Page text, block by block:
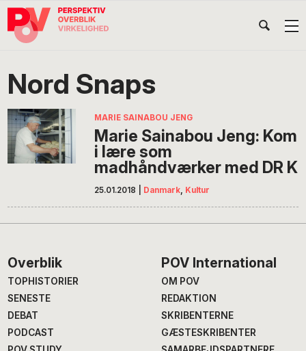
Gå
direkte
navigation
Skip
indhold
Gå
direkte
POV
International
Nord Snaps
MARIE SAINABOU JENG
Marie Sainabou Jeng: Kom
i lære som
madhåndværker med DR K
25.01.2018 Danmark, Kultur
Footer
Overblik
TOPHISTORIER
SENESTE
DEBAT
PODCAST
POV International
OM POV
REDAKTION
SKRIBENTERNE
GÆSTESKRIBENTER